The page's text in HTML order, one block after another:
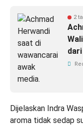
2
Dijelaskan Indra
aroma tidak sedap